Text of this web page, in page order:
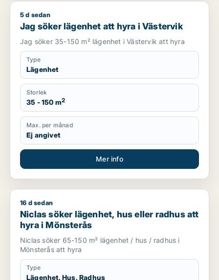
Jag söker lägenhet att hyra i Västervik
5 d sedan
Jag söker lägenhet att hyra i Västervik
Jag söker 35-150 m² lägenhet i Västervik att hyra
Type
Lägenhet
Storlek
35 - 150 m2
Max. per månad
Ej angivet
Mer info
Niclas söker lägenhet, hus eller radhus att hyra i Mönsterås
16 d sedan
Niclas söker lägenhet, hus eller radhus att
hyra i Mönsterås
Niclas söker 65-150 m² lägenhet / hus / radhus i
Mönsterås att hyra
Type
Lägenhet, Hus, Radhus